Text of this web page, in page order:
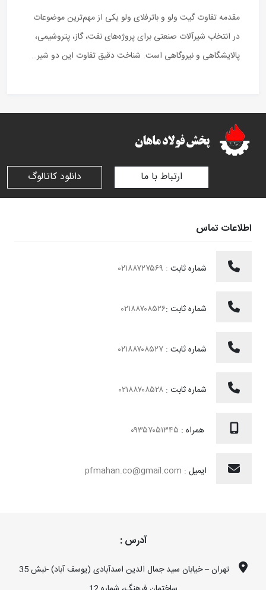
مقدمه تفاوت گیت ولو و باترفلای ولو یکی از مهم‌ترین موضوعات
در انتخاب شیرآلات صنعتی برای پروژه‌های نفت، گاز، پتروشیمی،
پالایشگاهی و نیروگاهی است. شناخت دقیق تفاوت این دو شیر…
ارتباط با ما دانلود کاتالوگ
اطلاعات تماس
شماره ثابت :
شماره ثابت :۰۲۱۸۸۷۰۸۵۲۶
شماره ثابت :
شماره ثابت :
همراه :
ایمیل : pfmahan.co@gmail.com
آدرس :
تهران – خیابان سید جمال الدین اسدآبادی (یوسف آباد) -نبش 35